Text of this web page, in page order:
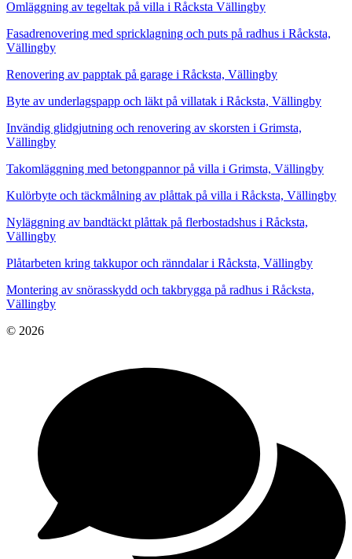
Omläggning av tegeltak på villa i Råcksta Vällingby
Fasadrenovering med spricklagning och puts på radhus i Råcksta,
Vällingby
Renovering av papptak på garage i Råcksta, Vällingby
Byte av underlagspapp och läkt på villatak i Råcksta, Vällingby
Invändig glidgjutning och renovering av skorsten i Grimsta,
Vällingby
Takomläggning med betongpannor på villa i Grimsta, Vällingby
Kulörbyte och täckmålning av plåttak på villa i Råcksta, Vällingby
Nyläggning av bandtäckt plåttak på flerbostadshus i Råcksta,
Vällingby
Plåtarbeten kring takkupor och ränndalar i Råcksta, Vällingby
Montering av snörasskydd och takbrygga på radhus i Råcksta,
Vällingby
© 2026